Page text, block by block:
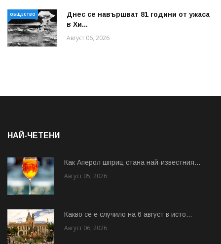
ОБЩЕСТВО
Днес се навършват 81 години от ужаса
в Хи...
Август 06, 2026
НАЙ-ЧЕТЕНИ
Как Аперол шприц стана най-известния...
Август 05, 2026
Какво се е случило на 6 август в исто...
Август 06, 2026